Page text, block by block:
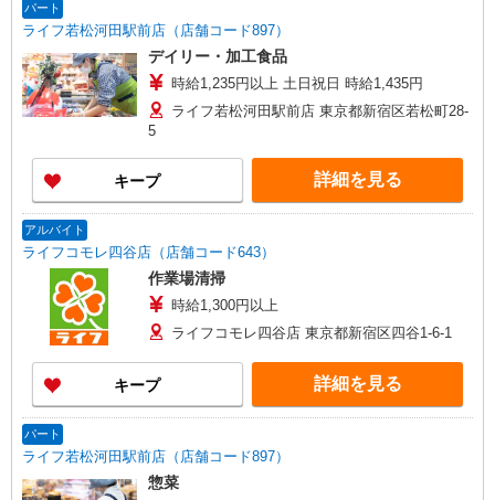
パート
ライフ若松河田駅前店（店舗コード897）
デイリー・加工食品
時給1,235円以上 土日祝日 時給1,435円
ライフ若松河田駅前店 東京都新宿区若松町28-
5
キープ 詳細を見る
アルバイト
ライフコモレ四谷店（店舗コード643）
作業場清掃
時給1,300円以上
ライフコモレ四谷店 東京都新宿区四谷1-6-1
キープ 詳細を見る
パート
ライフ若松河田駅前店（店舗コード897）
惣菜